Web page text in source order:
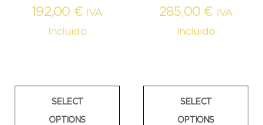
192,00 €
IVA
Incluido
SELECT
OPTIONS
285,00 €
IVA
Incluido
SELECT
OPTIONS